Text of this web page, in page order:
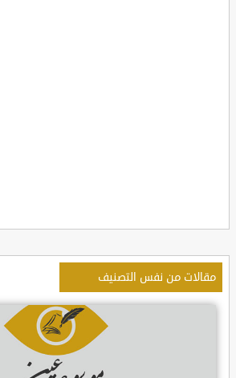
مقالات من نفس التصنيف